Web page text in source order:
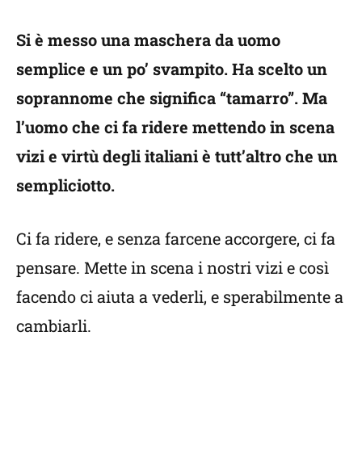
Si è messo una maschera da uomo
semplice e un po’ svampito. Ha scelto un
soprannome che significa “tamarro”. Ma
l’uomo che ci fa ridere mettendo in scena
vizi e virtù degli italiani è tutt’altro che un
sempliciotto.
Ci fa ridere, e senza farcene accorgere, ci fa
pensare. Mette in scena i nostri vizi e così
facendo ci aiuta a vederli, e sperabilmente a
cambiarli.